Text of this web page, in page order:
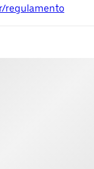
regulamento